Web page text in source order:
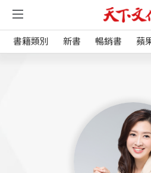
書籍類別 新書 暢銷書 蘋